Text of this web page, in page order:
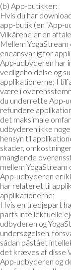
(b) App-butikker:
Hvis du har
app-butik (en “App-
Vilkårene er en
Mellem
eneansvarlig for
App-udbyderen har
vedligeholdelse og
applikationerne; I
være i
du underrette App-
refundere
det maksimale
udbyderen ikke
hensyn til
skader,
manglende
mellem YogaStream
App-udbyderen er
har relateret til
applikationerne;
Hvis en tredjepart
parts intellektuelle
udbyderen og
undersøgelsen,
sådan påstået
det kræves af disse
App-udbyderen og